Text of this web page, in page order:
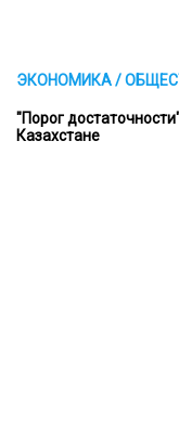
ЭКОНОМИКА /
"Порог
Казахстане